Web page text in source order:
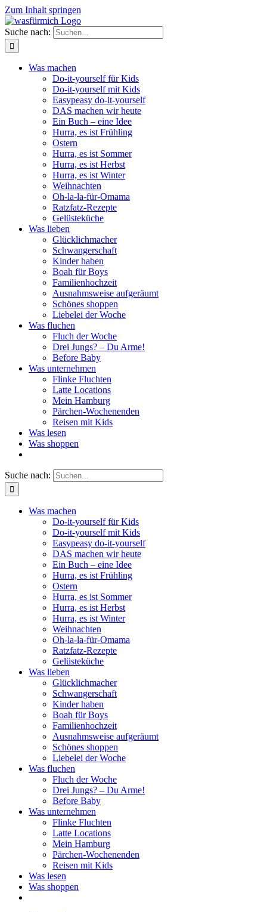
Zum Inhalt springen
Suche nach:
Was machen
Do-it-yourself für Kids
Do-it-yourself mit Kids
Easypeasy do-it-yourself
DAS machen wir heute
Ein Buch – eine Idee
Hurra, es ist Frühling
Ostern
Hurra, es ist Sommer
Hurra, es ist Herbst
Hurra, es ist Winter
Weihnachten
Oh-la-la-für-Omama
Ratzfatz-Rezepte
Gelüsteküche
Was lieben
Glücklichmacher
Schwangerschaft
Kinder haben
Boah für Boys
Familienhochzeit
Ausnahmsweise aufgeräumt
Schönes shoppen
Liebelei der Woche
Was fluchen
Fluch der Woche
Drei Jungs? – Du Arme!
Before Baby
Was unternehmen
Flinke Fluchten
Latte Locations
Mein Hamburg
Pärchen-Wochenenden
Reisen mit Kids
Was lesen
Was shoppen
Suche nach:
Was machen
Do-it-yourself für Kids
Do-it-yourself mit Kids
Easypeasy do-it-yourself
DAS machen wir heute
Ein Buch – eine Idee
Hurra, es ist Frühling
Ostern
Hurra, es ist Sommer
Hurra, es ist Herbst
Hurra, es ist Winter
Weihnachten
Oh-la-la-für-Omama
Ratzfatz-Rezepte
Gelüsteküche
Was lieben
Glücklichmacher
Schwangerschaft
Kinder haben
Boah für Boys
Familienhochzeit
Ausnahmsweise aufgeräumt
Schönes shoppen
Liebelei der Woche
Was fluchen
Fluch der Woche
Drei Jungs? – Du Arme!
Before Baby
Was unternehmen
Flinke Fluchten
Latte Locations
Mein Hamburg
Pärchen-Wochenenden
Reisen mit Kids
Was lesen
Was shoppen